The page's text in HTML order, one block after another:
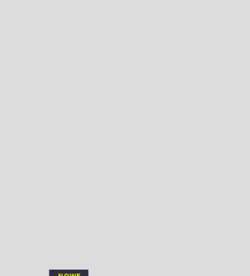
Trafili tam przypadkiem